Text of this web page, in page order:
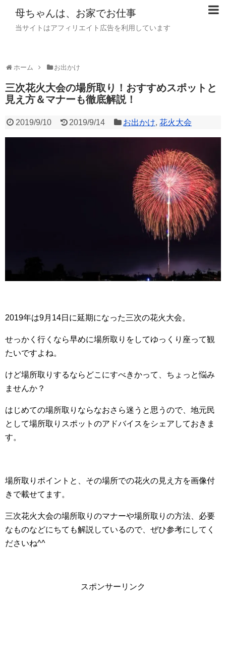
母ちゃんは、お家でお仕事
当サイトはアフィリエイト広告を利用しています
ホーム お出かけ
三次花火大会の場所取り！おすすめスポットと
見え方＆マナーも徹底解説！
2019/9/10 2019/9/14 お出かけ,花火大会
2019年は9月14日に延期になった三次の花火大会。
せっかく行くなら早めに場所取りをしてゆっくり座って観
たいですよね。
けど場所取りするならどこにすべきかって、ちょっと悩み
ませんか？
はじめての場所取りならなおさら迷うと思うので、地元民
として場所取りスポットのアドバイスをシェアしておきま
す。
場所取りポイントと、その場所での花火の見え方を画像付
きで載せてます。
三次花火大会の場所取りのマナーや場所取りの方法、必要
なものなどにちても解説しているので、ぜひ参考にしてく
ださいね^^
スポンサーリンク